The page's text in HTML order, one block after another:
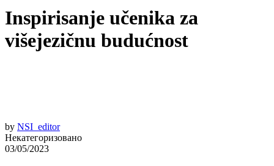
Inspirisanje učenika za
višejezičnu budućnost
by NSI_editor
Некатегоризовано
03/05/2023